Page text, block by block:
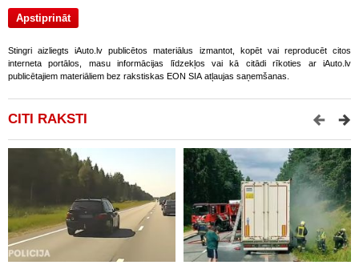
Stingri aizliegts iAuto.lv publicētos materiālus izmantot, kopēt vai reproducēt citos
interneta portālos, masu informācijas līdzekļos vai kā citādi rīkoties ar iAuto.lv
publicētajiem materiāliem bez rakstiskas EON SIA atļaujas saņemšanas.
CITI RAKSTI